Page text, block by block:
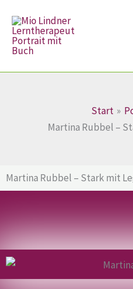
Inhalt
springen
Start
Martina Rubbel –
Martina Rubbel – Stark mit